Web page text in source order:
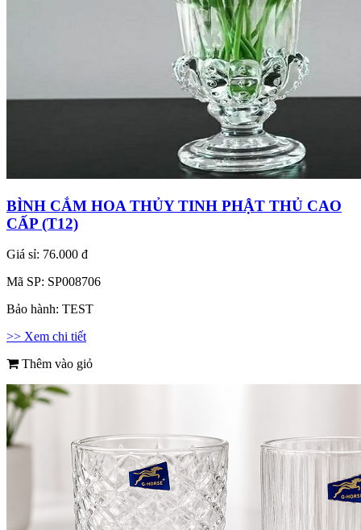
BÌNH CẮM HOA THỦY TINH PHẬT THỦ CAO
CẤP (T12)
Giá sỉ: 76.000 đ
Mã SP: SP008706
Bảo hành: TEST
>> Xem chi tiết
Thêm vào giỏ